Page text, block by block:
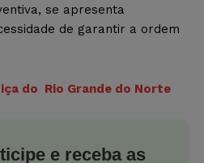
se apresenta
de garantir a ordem
do Rio Grande do Norte
e receba as